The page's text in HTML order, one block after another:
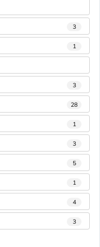
3
1
3
28
1
3
5
1
4
3